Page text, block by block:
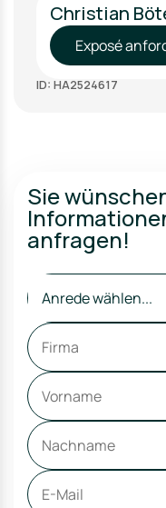
Christian
Exposé
ID: HA2524617
Sie
anfragen!
Anrede wählen...